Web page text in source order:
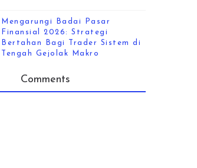
Mengarungi Badai Pasar
Finansial 2026: Strategi
Bertahan Bagi Trader Sistem di
Tengah Gejolak Makro
Comments